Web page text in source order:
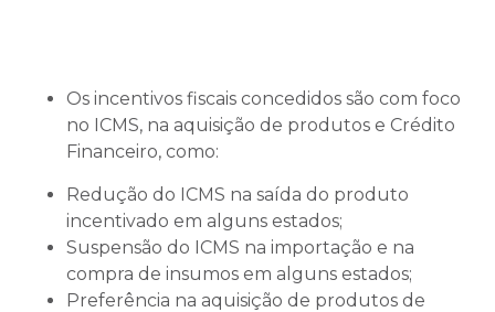
Os incentivos fiscais concedidos são com foco
no ICMS, na aquisição de produtos e Crédito
Financeiro, como:
Redução do ICMS na saída do produto
incentivado em alguns estados;
Suspensão do ICMS na importação e na
compra de insumos em alguns estados;
Preferência na aquisição de produtos de